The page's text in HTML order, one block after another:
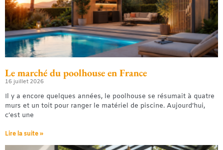
Le marché du poolhouse en France
16 juillet 2026
Il y a encore quelques années, le poolhouse se résumait à quatre
murs et un toit pour ranger le matériel de piscine. Aujourd’hui,
c’est une
Lire la suite »